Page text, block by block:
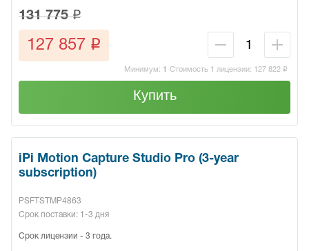
Минимум: 1 Стоимость 1 лицензии: 127 822 q
131 775q
127 857 q
Купить
iPi Motion Capture Studio Pro (3-year
subscription)
PSFTSTMP4863
Срок поставки: 1-3 дня
Срок лицензии - 3 года.